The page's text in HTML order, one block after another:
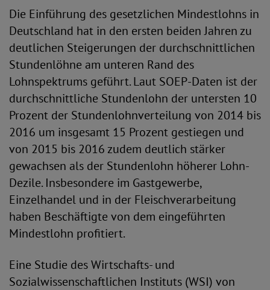
Die Einführung des gesetzlichen Mindestlohns in
Deutschland hat in den ersten beiden Jahren zu
deutlichen Steigerungen der durchschnittlichen
Stundenlöhne am unteren Rand des
Lohnspektrums geführt. Laut SOEP-Daten ist der
durchschnittliche Stundenlohn der untersten 10
Prozent der Stundenlohnverteilung von 2014 bis
2016 um insgesamt 15 Prozent gestiegen und
von 2015 bis 2016 zudem deutlich stärker
gewachsen als der Stundenlohn höherer Lohn-
Dezile. Insbesondere im Gastgewerbe,
Einzelhandel und in der Fleischverarbeitung
haben Beschäftigte von dem eingeführten
Mindestlohn profitiert.
Eine Studie des Wirtschafts- und
Sozialwissenschaftlichen Instituts (WSI) von